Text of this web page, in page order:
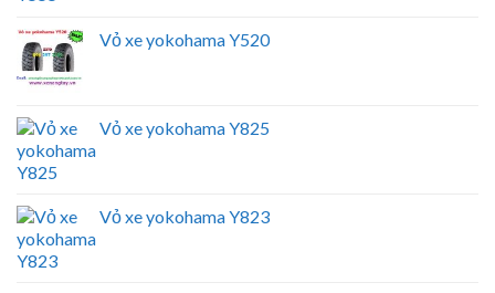
Vỏ xe yokohama Y520
Vỏ xe yokohama Y825
Vỏ xe yokohama Y823